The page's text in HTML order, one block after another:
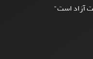
آزاد است"